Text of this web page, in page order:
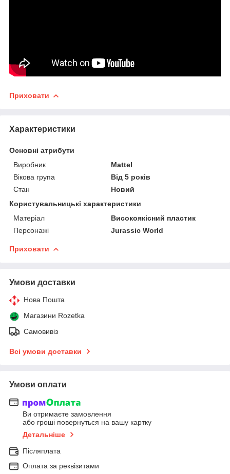
Приховати
Характеристики
Основні атрибути
Виробник
Mattel
Вікова група
Від 5 років
Стан
Новий
Користувальницькі характеристики
Матеріал
Високоякісний пластик
Персонажі
Jurassic World
Приховати
Умови доставки
Нова Пошта
Магазини Rozetka
Самовивіз
Всі умови доставки
Умови оплати
Ви отримаєте замовлення
або гроші повернуться на вашу картку
Детальніше
Післяплата
Оплата за реквізитами